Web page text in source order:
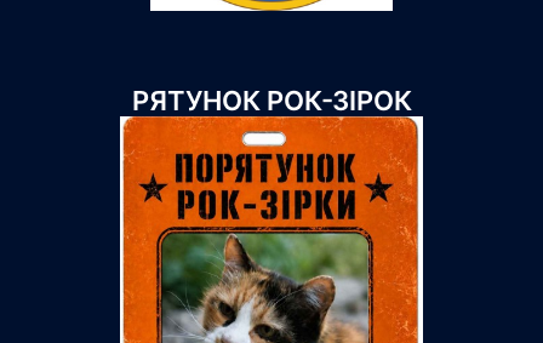
РЯТУНОК РОК-ЗІРОК